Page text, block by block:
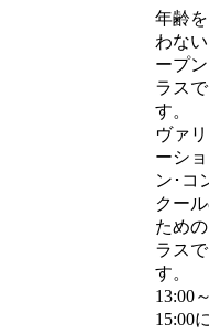
年齢
わな
ープ
ラスで
す。
ヴァ
ーショ
ン･コ
クー
ため
ラスで
す。
13:00
15:00